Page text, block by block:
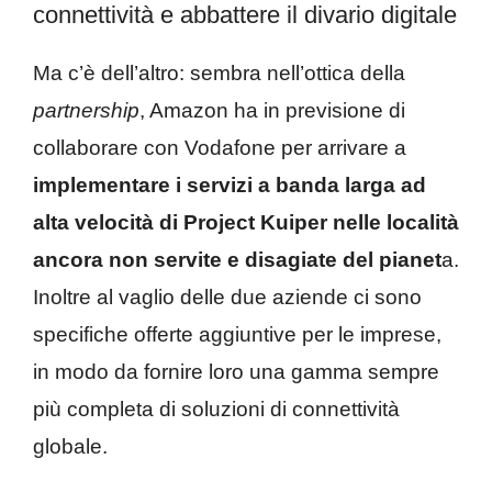
connettività e abbattere il divario digitale
Ma c’è dell’altro: sembra nell’ottica della
partnership, Amazon ha in previsione di
collaborare con Vodafone per arrivare a
implementare i servizi a banda larga ad
alta velocità di Project Kuiper nelle località
ancora non servite e disagiate del pianeta.
Inoltre al vaglio delle due aziende ci sono
specifiche offerte aggiuntive per le imprese,
in modo da fornire loro una gamma sempre
più completa di soluzioni di connettività
globale.